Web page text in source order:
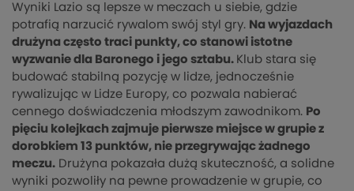
Wyniki Lazio są lepsze w meczach u siebie, gdzie
potrafią narzucić rywalom swój styl gry. Na wyjazdach
drużyna często traci punkty, co stanowi istotne
wyzwanie dla Baronego i jego sztabu. Klub stara się
budować stabilną pozycję w lidze, jednocześnie
rywalizując w Lidze Europy, co pozwala nabierać
cennego doświadczenia młodszym zawodnikom. Po
pięciu kolejkach zajmuje pierwsze miejsce w grupie z
dorobkiem 13 punktów, nie przegrywając żadnego
meczu. Drużyna pokazała dużą skuteczność, a solidne
wyniki pozwoliły na pewne prowadzenie w grupie, co